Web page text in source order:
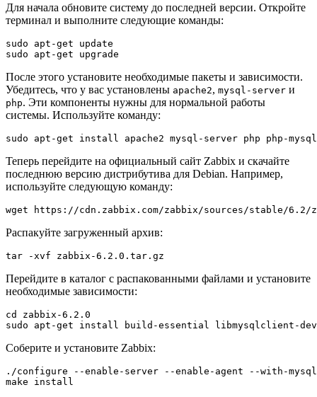
Для начала обновите систему до последней версии. Откройте
терминал и выполните следующие команды:
sudo apt-get update
sudo apt-get upgrade
После этого установите необходимые пакеты и зависимости.
Убедитесь, что у вас установлены apache2, mysql-server и
php. Эти компоненты нужны для нормальной работы
системы. Используйте команду:
sudo apt-get install apache2 mysql-server php php-
Теперь перейдите на официальный сайт Zabbix и скачайте
последнюю версию дистрибутива для Debian. Например,
используйте следующую команду:
wget https://cdn.zabbix.com/zabbix/sources/stable/
Распакуйте загруженный архив:
tar -xvf zabbix-6.2.0.tar.gz
Перейдите в каталог с распакованными файлами и установите
необходимые зависимости:
cd zabbix-6.2.0
sudo apt-get install build-essential libmysqlclient-dev
Соберите и установите Zabbix:
./configure --enable-server --enable-agent --with-
make install